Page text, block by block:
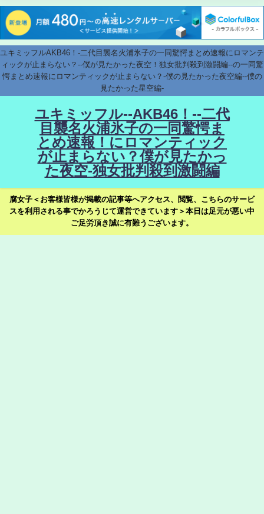
ユキミッフルAKB46！-二代目襲名火浦氷子の一同驚愕まとめ速報にロマンテ
ィックが止まらない？--僕が見たかった夜空！独女批判殺到激闘編--の一同驚
愕まとめ速報にロマンティックが止まらない？-僕の見たかった夜空編--僕の
見たかった星空編-
ユキミッフル--AKB46！--二代
目襲名火浦氷子の一同驚愕ま
とめ速報！にロマンティック
が止まらない？僕が見たかっ
た夜空-独女批判殺到激闘編
腐女子＜お客様皆様が掲載の記事等へアクセス、閲覧、こちらのサービ
スを利用される事でかろうじて運営できています＞本日は足元が悪い中
ご足労頂き誠に有難うございます。